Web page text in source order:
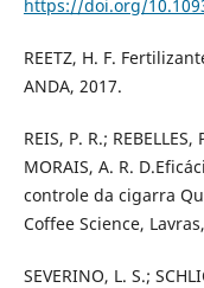
https://doi.org/
REETZ, H. F.
ANDA, 2017.
REIS, P. R.;
MORAIS, A. R.
controle da cigarra
Coffee Science,
SEVERINO, L. S.;